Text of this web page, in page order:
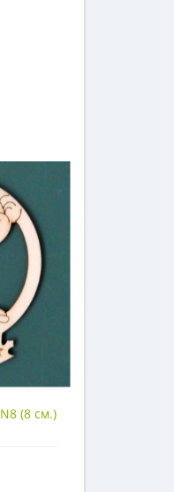
(8 см.)